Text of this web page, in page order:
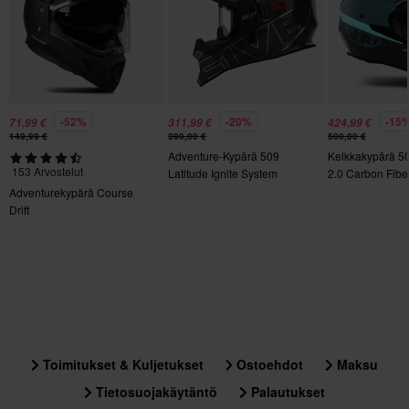
1550
Kiertovoimasuoja
Ei mitään
Sisäinen aurinkovisiiri, Pikakiinnitys, Irrotettava vuori,
Kypäräpuhelinvalmius, Pinlock-valmius
Aurinkovisiiri
71,99 € -52%
149,99 €
153 Arvostelut
Adventurekypärä Course
Drift
311,99 € -20%
390,00 €
Adventure-Kypärä 509
Latitude Ignite System
424,99 € -
500,00 €
Kelkkakypärä
2.0 Carbon
Toimitukset & Kuljetukset Ostoehdot
Maksu
Tietosuojakäytäntö
Palautukset